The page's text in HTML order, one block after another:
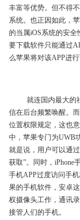
丰富等优势。但不得
系统。也正因如此，
的当属iOS系统的安
要下载软件只能通过
么苹果将对该APP进行
就连国内最大
信在后台频繁唤醒。
位置权限规定，这也
中，苹果专门为UWB
就是说，用户可以通
获取”。同时，iPhone
手机APP过度访问手
果的手机软件，安卓
权摄像头工作，通讯
接管人们的手机。